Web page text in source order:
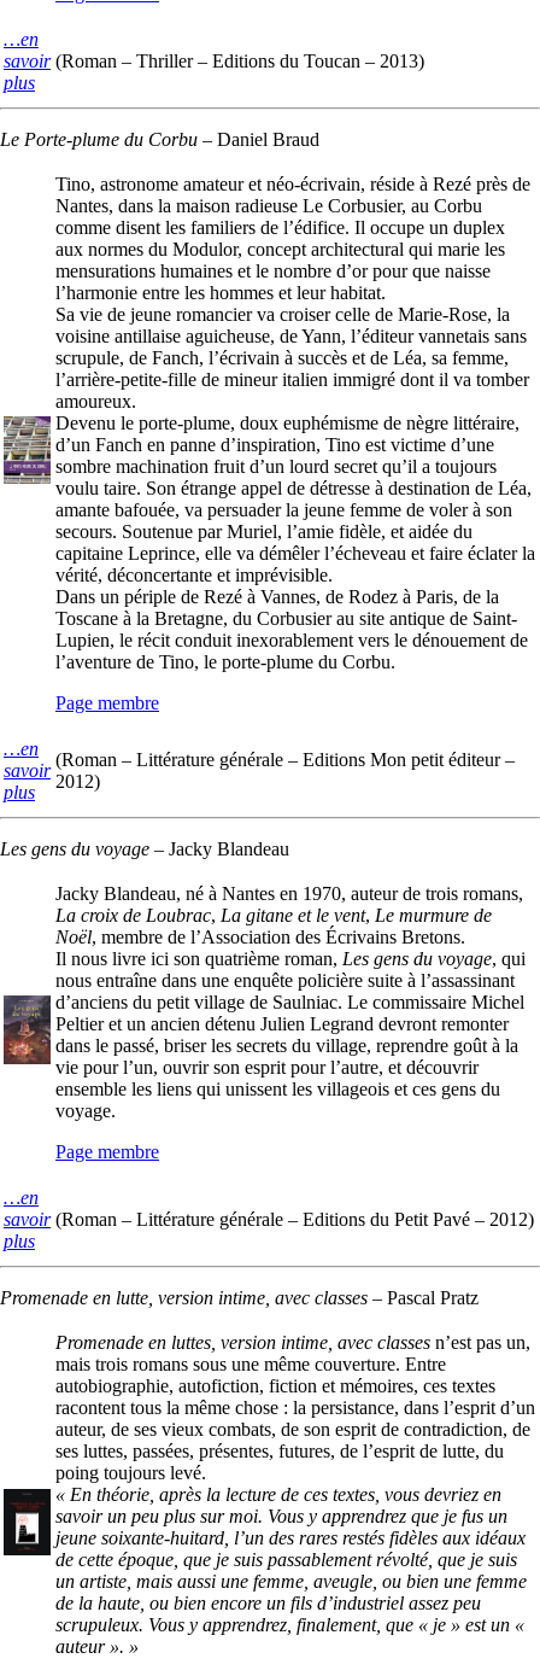
…en
savoir
plus
(Roman – Thriller – Editions du Toucan – 2013)
Le Porte-plume du Corbu – Daniel Braud
Tino, astronome amateur et néo-écrivain, réside à Rezé près de
Nantes, dans la maison radieuse Le Corbusier, au Corbu
comme disent les familiers de l’édifice. Il occupe un duplex
aux normes du Modulor, concept architectural qui marie les
mensurations humaines et le nombre d’or pour que naisse
l’harmonie entre les hommes et leur habitat.
Sa vie de jeune romancier va croiser celle de Marie-Rose, la
voisine antillaise aguicheuse, de Yann, l’éditeur vannetais sans
scrupule, de Fanch, l’écrivain à succès et de Léa, sa femme,
l’arrière-petite-fille de mineur italien immigré dont il va tomber
amoureux.
Devenu le porte-plume, doux euphémisme de nègre littéraire,
d’un Fanch en panne d’inspiration, Tino est victime d’une
sombre machination fruit d’un lourd secret qu’il a toujours
voulu taire. Son étrange appel de détresse à destination de Léa,
amante bafouée, va persuader la jeune femme de voler à son
secours. Soutenue par Muriel, l’amie fidèle, et aidée du
capitaine Leprince, elle va démêler l’écheveau et faire éclater la
vérité, déconcertante et imprévisible.
Dans un périple de Rezé à Vannes, de Rodez à Paris, de la
Toscane à la Bretagne, du Corbusier au site antique de Saint-
Lupien, le récit conduit inexorablement vers le dénouement de
l’aventure de Tino, le porte-plume du Corbu.
Page membre
…en
savoir
plus
(Roman – Littérature générale – Editions Mon petit éditeur –
2012)
Les gens du voyage – Jacky Blandeau
Jacky Blandeau, né à Nantes en 1970, auteur de trois romans,
La croix de Loubrac, La gitane et le vent, Le murmure de
Noël, membre de l’Association des Écrivains Bretons.
Il nous livre ici son quatrième roman, Les gens du voyage, qui
nous entraîne dans une enquête policière suite à l’assassinant
d’anciens du petit village de Saulniac. Le commissaire Michel
Peltier et un ancien détenu Julien Legrand devront remonter
dans le passé, briser les secrets du village, reprendre goût à la
vie pour l’un, ouvrir son esprit pour l’autre, et découvrir
ensemble les liens qui unissent les villageois et ces gens du
voyage.
Page membre
…en
savoir
plus
(Roman – Littérature générale – Editions du Petit Pavé – 2012)
Promenade en lutte, version intime, avec classes – Pascal Pratz
Promenade en luttes, version intime, avec classes n’est pas un,
mais trois romans sous une même couverture. Entre
autobiographie, autofiction, fiction et mémoires, ces textes
racontent tous la même chose : la persistance, dans l’esprit d’un
auteur, de ses vieux combats, de son esprit de contradiction, de
ses luttes, passées, présentes, futures, de l’esprit de lutte, du
poing toujours levé.
« En théorie, après la lecture de ces textes, vous devriez en
savoir un peu plus sur moi. Vous y apprendrez que je fus un
jeune soixante-huitard, l’un des rares restés fidèles aux idéaux
de cette époque, que je suis passablement révolté, que je suis
un artiste, mais aussi une femme, aveugle, ou bien une femme
de la haute, ou bien encore un fils d’industriel assez peu
scrupuleux. Vous y apprendrez, finalement, que « je » est un «
auteur ». »